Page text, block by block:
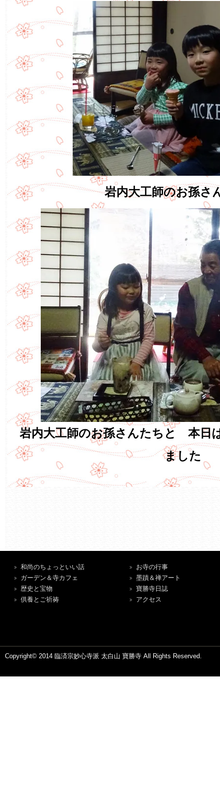
岩内大工師のお孫さ
岩内大工師のお孫さんたちと 本日
ました
和尚のちょっといい話
ガーデン＆寺カフェ
歴史と宝物
供養とご祈祷
お寺の行事
墨蹟＆禅アート
寶勝寺日誌
アクセス
Copyright© 2014 臨済宗妙心寺派 太白山 寶勝寺 All Rights Reserved.